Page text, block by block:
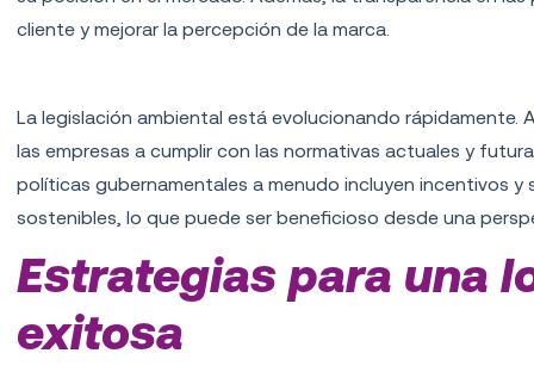
cliente y mejorar la percepción de la marca.
La legislación ambiental está evolucionando
las empresas a cumplir con las normativas actuales y
políticas gubernamentales a menudo incluyen incentivos
sostenibles, lo que puede ser beneficioso desde una
Estrategias para una
exitosa